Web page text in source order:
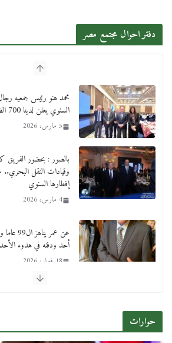
دفتر احوال مجتمع مصر
بالصور : بحضور الفريق
وقيادات النقل البحري..
إفطارها السنوي
عن عمر
أحد ودفنه في هدوء الأحد
18 فبراير، 2026
ورحل أبو القانون
عبد الحكم استاذه مفيد
15 فبراير، 2026
4 فبراير، 2026
حوارات